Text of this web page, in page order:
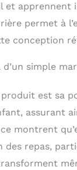
et apprennent
permet à
conception
simple
produit est sa
montrent
repas,